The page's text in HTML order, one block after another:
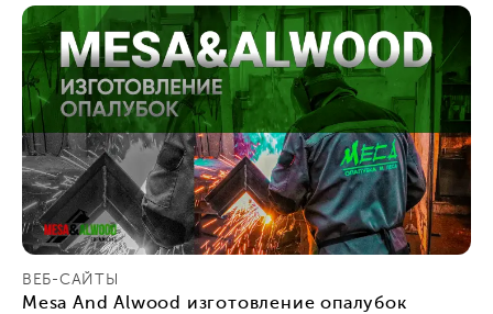
ВЕБ-САЙТЫ
Mesa And Alwood изготовление опалубок